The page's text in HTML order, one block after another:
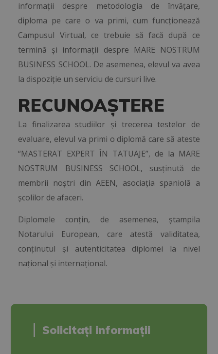
informații despre metodologia de învățare,
diploma pe care o va primi, cum funcționează
Campusul Virtual, ce trebuie să facă după ce
termină și informații despre MARE NOSTRUM
BUSINESS SCHOOL. De asemenea, elevul va avea
la dispoziție un serviciu de cursuri live.
RECUNOAȘTERE
La finalizarea studiilor și trecerea testelor de
evaluare, elevul va primi o diplomă care să ateste
“MASTERAT EXPERT ÎN TATUAJE”, de la MARE
NOSTRUM BUSINESS SCHOOL, susținută de
membrii noștri din AEEN, asociația spaniolă a
școlilor de afaceri.
Diplomele conțin, de asemenea, ștampila
Notarului European, care atestă validitatea,
conținutul și autenticitatea diplomei la nivel
național și internațional.
Solicitați informații